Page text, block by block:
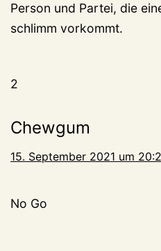
Person und Partei, die
schlimm vorkommt.
2
Chewgum
15. September 2021 um
No Go